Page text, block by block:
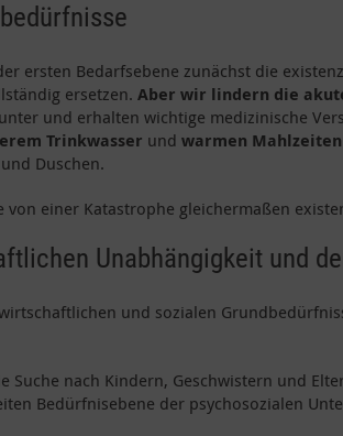
ersten Bedarfsebene zunächst die
ersetzen. Aber wir lindern die
unter und erhalten wichtige medizinische
Trinkwasser und warmen Mahlzeiten
Duschen.
einer Katastrophe gleichermaßen
Unabhängigkeit und
und sozialen
nach Kindern, Geschwistern und
Bedürfnisebene der psychosozialen